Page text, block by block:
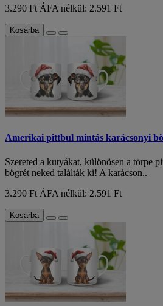
3.290 Ft ÁFA nélkül: 2.591 Ft
Kosárba
Amerikai pittbul mintás karácsonyi
Szereted a kutyákat, különösen a törpe
bögrét neked találták ki! A karácson..
3.290 Ft ÁFA nélkül: 2.591 Ft
Kosárba